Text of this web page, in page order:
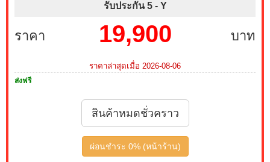
รับประกัน 5 - Y
ราคา บาท
19,900
ราคาล่าสุดเมื่อ 2026-08-06
ส่งฟรี
สินค้าหมดชั่วคราว
ผ่อนชำระ 0% (หน้าร้าน)